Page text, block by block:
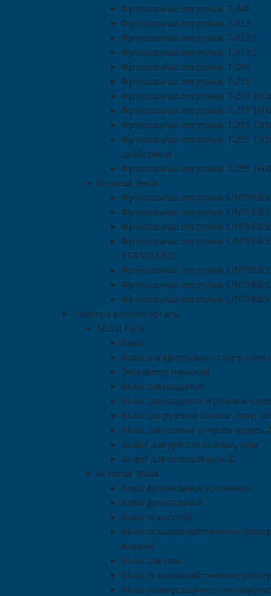
Фронтальный погрузчик T-248
Фронтальный погрузчик T-812
Фронтальный погрузчик T-812/1
Фронтальный погрузчик T-812/2
Фронтальный погрузчик T-209
Фронтальный погрузчик T-219
Фронтальный погрузчик T-219 1000
Фронтальный погрузчик T-219
Фронтальный погрузчик T-229
Фронтальный погрузчик T-229
джойстиком
Фронтальный погрузчик T-229
Большая Земля
Фронтальный погрузчик
Фронтальный погрузчик
Фронтальный погрузчик
Фронтальный погрузчик
STANDARD
Фронтальный погрузчик
Фронтальный погрузчик
Фронтальный погрузчик
Сменные рабочие органы
MeTal FacH
Ковш
Ковш для фронтального
Экскаватор навесной
Вилы для поддонов
Вилы для поддонов и рулонов
Вилы для рулонов соломы, сена,
Вилы для соломы и навоза модель
Захват для рулонов соломы, сена
Захват для силоса модель Z
Большая Земля
Ковш фронтальный усиленный
Ковш фронтальный
Ковш челюстной
Вилы сельскохозяйственные
ковшом
Вилы для сена
Вилы сельскохозяйственные
Вилы универсальные с